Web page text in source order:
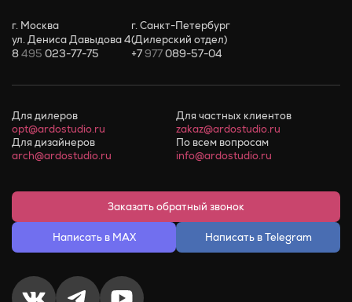
г. Москва
ул. Дениса Давыдова 4
8495 023-77-75
г. Санкт-Петербург
(Дилерский отдел)
+7977089-57-04
Для дилеров
opt@ardostudio.ru
Для частных клиентов
zakaz@ardostudio.ru
Для дизайнеров
arch@ardostudio.ru
По всем вопросам
info@ardostudio.ru
Заказать обратный звонок
Написать в MAX Написать в Telegram